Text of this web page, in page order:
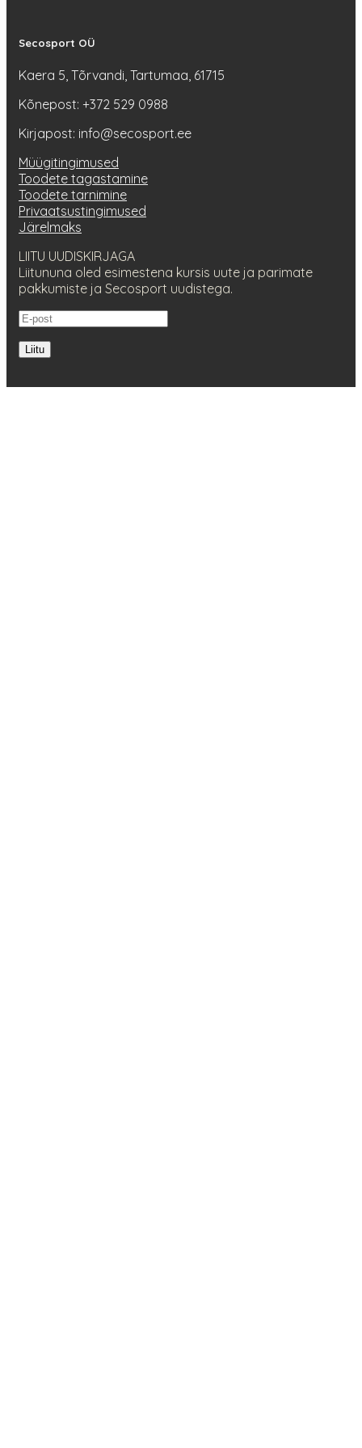
Secosport OÜ
Kaera 5, Tõrvandi, Tartumaa, 61715
Kõnepost: +372 529 0988
Kirjapost: info@secosport.ee
Müügitingimused
Toodete tagastamine
Toodete tarnimine
Privaatsustingimused
Järelmaks
LIITU UUDISKIRJAGA
Liitununa oled esimestena kursis uute ja parimate
pakkumiste ja Secosport uudistega.
Liitu